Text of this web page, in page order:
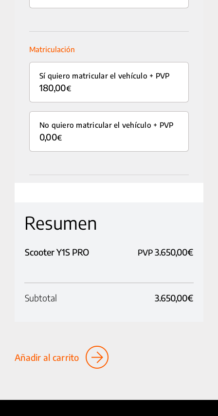
SALA DE PRENSA
Matriculación
Sí quiero matricular el vehículo + PVP
180,00€
No quiero matricular el vehículo + PVP
0,00€
Scooter Y1S PRO PVP3.650,00€
Subtotal 3.650,00€
Añadir al carrito